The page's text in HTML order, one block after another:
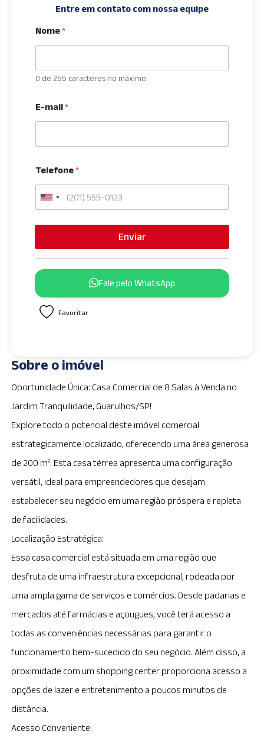
Entre em contato com nossa equipe
Nome*
0 de 255 caracteres no máximo.
E-mail*
Telefone*
U
e
d
t
a
+
1
Enviar
Fale pelo WhatsApp
Favoritar
Sobre o imóvel
Oportunidade Única: Casa Comercial de 8 Salas à Venda no
Jardim Tranquilidade, Guarulhos/SP!
Explore todo o potencial deste imóvel comercial
estrategicamente localizado, oferecendo uma área generosa
de 200 m². Esta casa térrea apresenta uma configuração
versátil, ideal para empreendedores que desejam
estabelecer seu negócio em uma região próspera e repleta
de facilidades.
Localização Estratégica:
Essa casa comercial está situada em uma região que
desfruta de uma infraestrutura excepcional, rodeada por
uma ampla gama de serviços e comércios. Desde padarias e
mercados até farmácias e açougues, você terá acesso a
todas as conveniências necessárias para garantir o
funcionamento bem-sucedido do seu negócio. Além disso, a
proximidade com um shopping center proporciona acesso a
opções de lazer e entretenimento a poucos minutos de
distância.
Acesso Conveniente: